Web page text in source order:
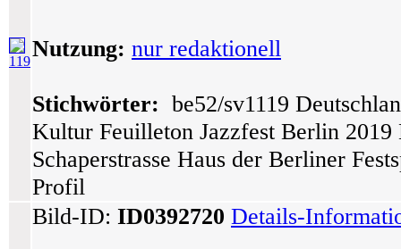
119Nutzung: nur redaktionell
Stichwörter: be52/sv1119
Kultur Feuilleton Jazzfest Berlin
Schaperstrasse Haus der Berliner
Profil
Bild-ID: ID0392720 Details-